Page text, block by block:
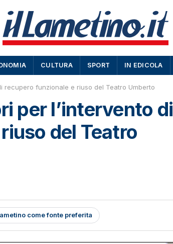
CULTURA SPORT IN EDICOLA
recupero funzionale e riuso del Teatro Umberto
per l’intervento di
del Teatro
come fonte preferita